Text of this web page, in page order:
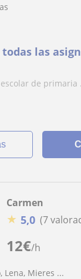
las
de primaria
12€/h
Carmen
★ 5,0 (7
Lena, Mieres ...